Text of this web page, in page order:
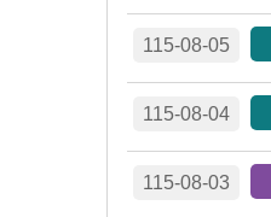
115-08-05
115-08-04
115-08-03